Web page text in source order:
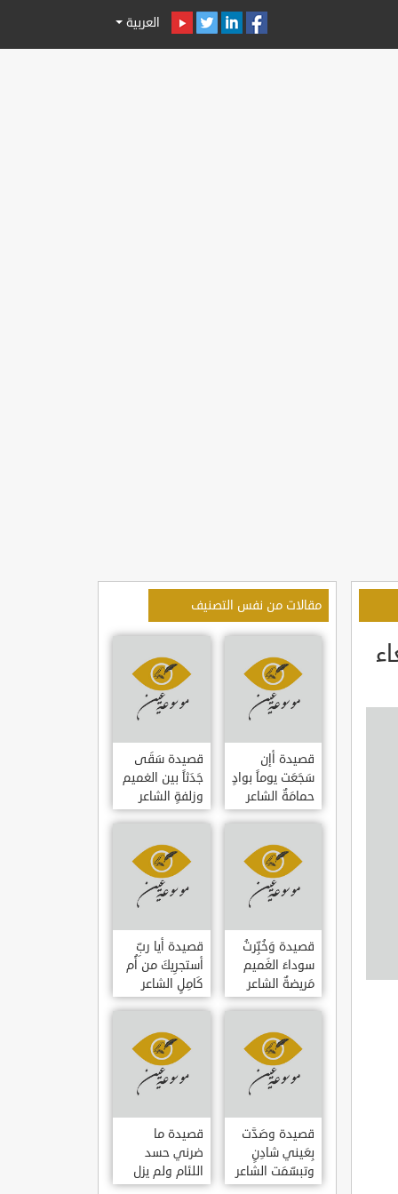
العربية
مقالات من نفس التصنيف
قصيدة أإن
سَجَعَت يوماً بوادٍ
حمامَةٌ الشاعر
العوام بن عقبة
قصيدة سَقَى
جَدَثاً بين الغميم
وزلفةٍ الشاعر
العوام بن عقبة
قصيدة وَخُبِّرتُ
سوداءَ الغَميم
مَريضةٌ الشاعر
العوام بن عقبة
قصيدة أيا ربِّ
أستجرِيكَ من أُم
كَامِلٍ الشاعر
العوام بن عقبة
قصيدة وصَدَّت
بِعَيني شادِنٍ
وتبسّمَت الشاعر
العوام بن عقبة
قصيدة ما
ضرني حسد
اللئام ولم يزل
الشاعر عمارة بن